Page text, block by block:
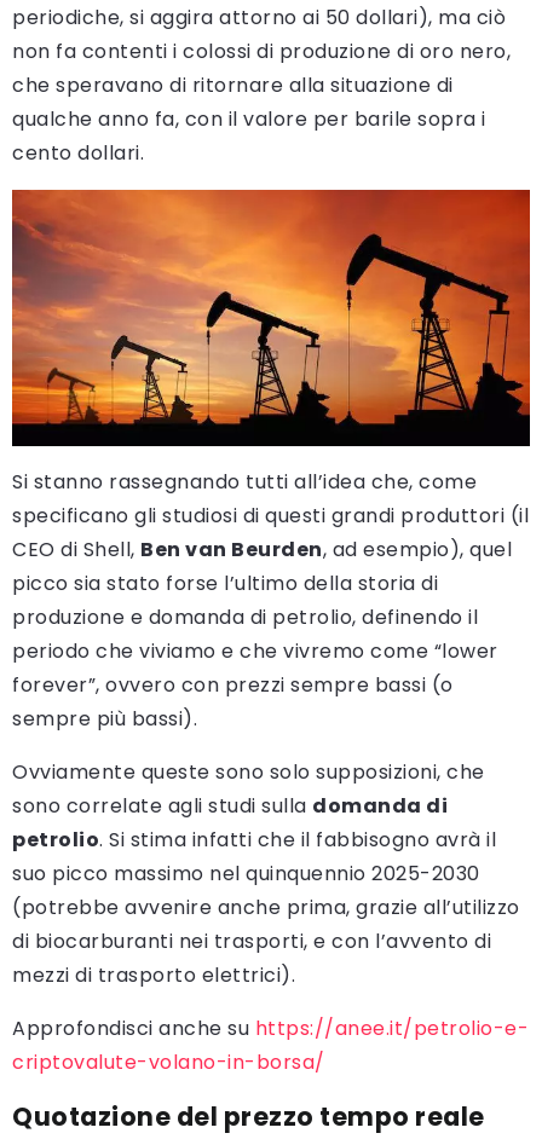
periodiche, si aggira attorno ai 50 dollari), ma ciò
non fa contenti i colossi di produzione di oro nero,
che speravano di ritornare alla situazione di
qualche anno fa, con il valore per barile sopra i
cento dollari.
Si stanno rassegnando tutti all’idea che, come
specificano gli studiosi di questi grandi produttori (il
CEO di Shell, Ben van Beurden, ad esempio), quel
picco sia stato forse l’ultimo della storia di
produzione e domanda di petrolio, definendo il
periodo che viviamo e che vivremo come “lower
forever”, ovvero con prezzi sempre bassi (o
sempre più bassi).
Ovviamente queste sono solo supposizioni, che
sono correlate agli studi sulla domanda di
petrolio. Si stima infatti che il fabbisogno avrà il
suo picco massimo nel quinquennio 2025-2030
(potrebbe avvenire anche prima, grazie all’utilizzo
di biocarburanti nei trasporti, e con l’avvento di
mezzi di trasporto elettrici).
Approfondisci anche su https://anee.it/petrolio-e-
criptovalute-volano-in-borsa/
Quotazione del prezzo tempo reale